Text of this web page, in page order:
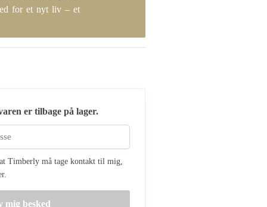
for et nyt liv – et
er tilbage på lager.
Timberly må tage kontakt til mig,